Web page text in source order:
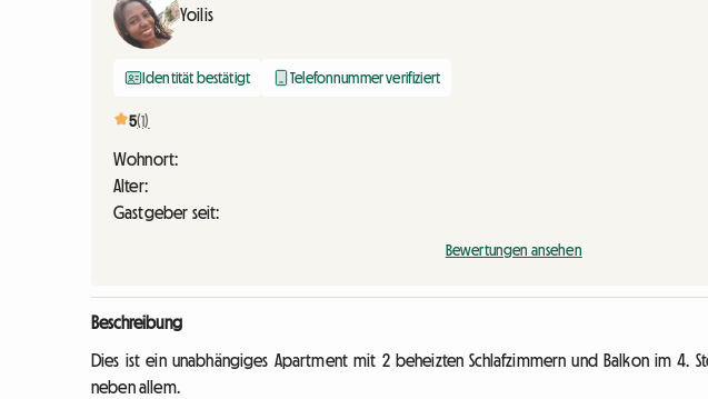
Yoilis
Identität bestätigt Telefonnummer verifiziert
5(1)
Wohnort:
Alter:
Gastgeber seit:
Bewertungen ansehen
Beschreibung
Dies ist ein unabhängiges Apartment mit 2 beheizten Schlafzimmern und Balkon im 4.
neben allem.